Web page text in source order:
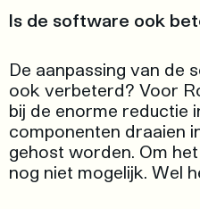
Is de software ook
De aanpassing van de
ook verbeterd? Voor
bij de enorme reductie
componenten draaien
gehost worden. Om
nog niet mogelijk. Wel